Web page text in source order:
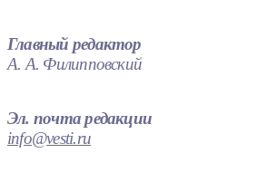
Главный редактор
А. А. Филипповский
Эл. почта редакции
info@vesti.ru